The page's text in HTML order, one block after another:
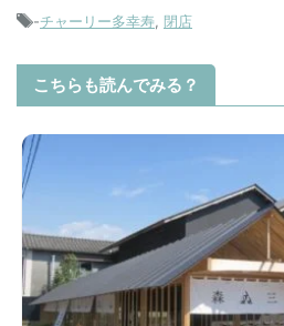
-チャーリー多幸寿, 閉店
こちらも読んでみる？